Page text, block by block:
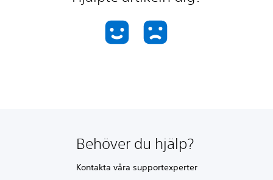
Behöver du hjälp?
Kontakta våra supportexperter